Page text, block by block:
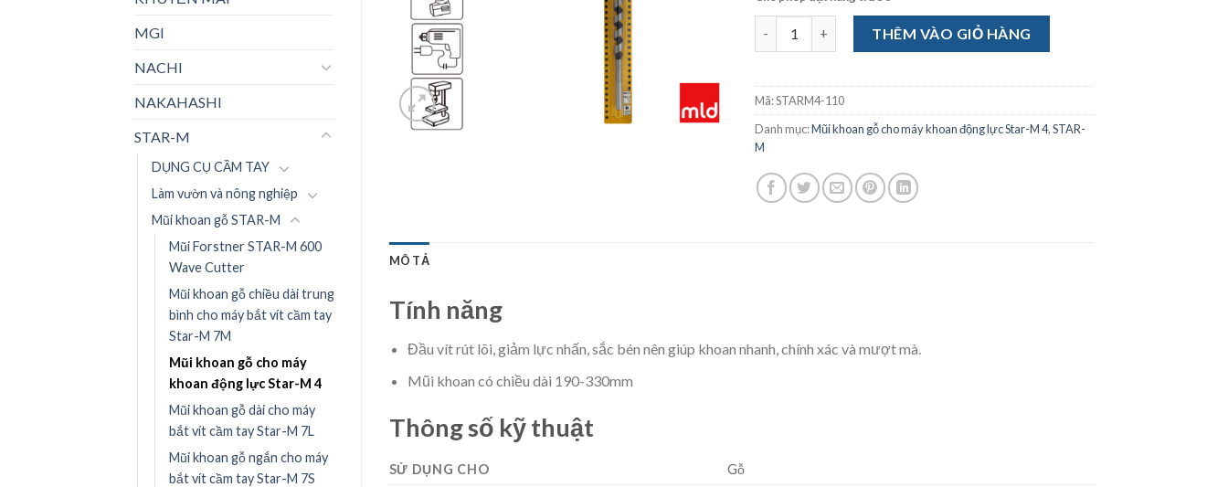
MGI
NACHI
NAKAHASHI
STAR-M
DỤNG CỤ CẦM TAY
Làm vườn và nông nghiệp
Mũi khoan gỗ STAR-M
Mũi Forstner STAR-M 600
Wave Cutter
Mũi khoan gỗ chiều dài trung
bình cho máy bắt vít cầm tay
Star-M 7M
Mũi khoan gỗ cho máy
khoan động lực Star-M 4
Mũi khoan gỗ dài cho máy
bắt vít cầm tay Star-M 7L
Mũi khoan gỗ ngắn cho máy
bắt vít cầm tay Star-M 7S
Mũi khoan gỗ cho máy khoan động lực Star-M 4-110 số lượng
THÊM VÀO GIỎ HÀNG
Mã:STARM4-110
Danh mục:Mũi khoan gỗ cho máy khoan động lực Star-M 4,STAR-
M
MÔ TẢ
Tính năng
Đầu vít rút lõi, giảm lực nhấn, sắc bén nên giúp khoan nhanh, chính xác và mượt mà.
Mũi khoan có chiều dài 190-330mm
Thông số kỹ thuật
SỬ DỤNG CHO Gỗ